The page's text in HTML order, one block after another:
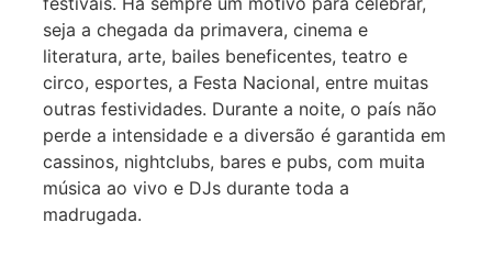
seja a chegada da primavera, cinema e
literatura, arte, bailes beneficentes, teatro e
circo, esportes, a Festa Nacional, entre muitas
outras festividades. Durante a noite, o país não
perde a intensidade e a diversão é garantida em
cassinos, nightclubs, bares e pubs, com muita
música ao vivo e DJs durante toda a
madrugada.